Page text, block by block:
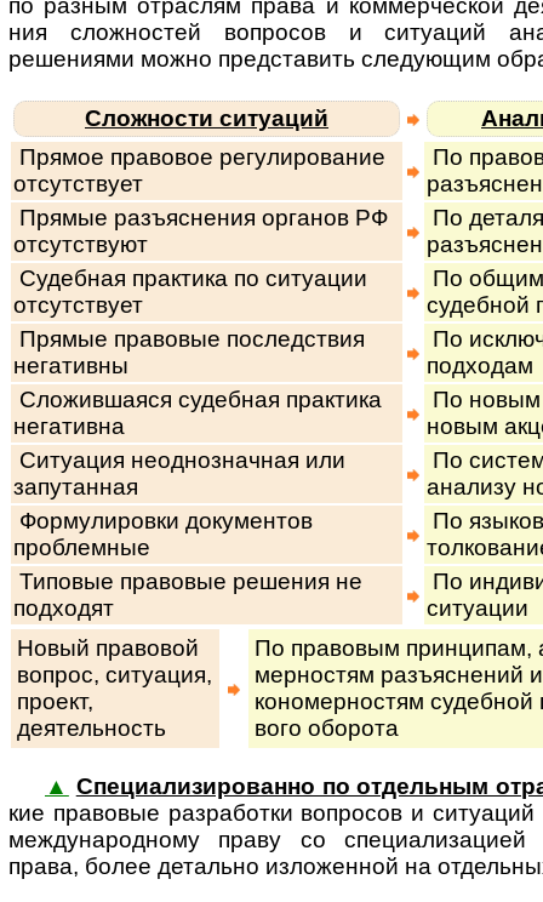
по разным отраслям права и коммерческой
ния сложностей вопросов и ситуаций
решениями можно представить следующим
Сложности ситуаций
Прямое правовое регулирование
отсутствует
По
Прямые разъяснения органов РФ
отсутствуют
По
Судебная практика по ситуации
отсутствует
По общим
судебной
Прямые правовые последствия
негативны
По
подходам
Сложившаяся судебная практика
негативна
По новым
новым
Ситуация неоднозначная или
запутанная
По
анализу
Формулировки документов
проблемные
По
Типовые правовые решения не
подходят
По
ситуации
Новый правовой
вопрос, си­ту­а­ция,
про­ект,
деятельность
По правовым принципам,
мер­нос­тям разъ­яс­не­ний
ко­но­мер­нос­тям
во­го оборота
▲ Специализированно по отдельным
кие пра­во­вые раз­ра­бот­ки во­п­ро­сов и
международному праву со
права, более детально изложенной на